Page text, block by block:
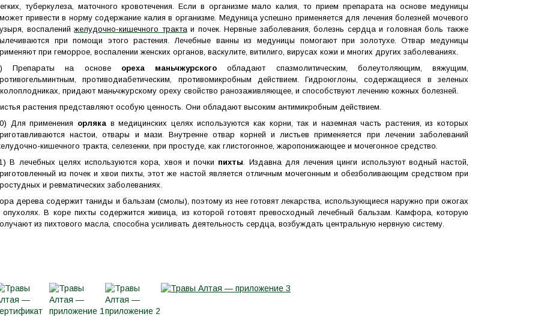
туберкулеза, маточного кровотечения. Если в организме мало калия, то прием препарата на основе медуницы
привести в норму содержание калия в организме. Медуница успешно применяется для лечения болезней мочевого
воспаленийжелудочно-кишечного трактаи почек. Нервные заболевания, болезнь сердца и головная боль также
при помощи этого растения. Лечебные ванны из медуницы помогают при золотухе. Отвар медуницы
при геморрое, воспалении женских органов, васкулите, витилиго, вирусах кожи и многих других заболеваниях.
Препараты на основе ореха маньчжурского обладают спазмолитическим, болеутоляющим, вяжущим,
противодиабетическим, противомикробным действием. Гидроюглоны, содержащиеся в зеленых
придают маньчжурскому ореху свойство ранозаживляющее, и способствуют лечению кожных болезней.
растения представляют особую ценность. Они обладают высоким антимикробным действием.
Для применения орлякав медицинских целях используются как корни, так и наземная часть растения, из которых
настои, отвары и мази. Внутренне отвар корней и листьев применяется при лечении заболеваний
кишечного тракта, селезенки, при простуде, как глистогонное, жаропонижающее и мочегонное средство.
В лечебных целях используются кора, хвоя и почки пихты. Издавна для лечения цинги используют водный настой,
из почек и хвои пихты, этот же настой является отличным мочегонным и обезболивающим средством при
и ревматических заболеваниях.
дерева содержит таниды и бальзам (смолы), поэтому из нее готовят лекарства, использующиеся наружно при ожогах
опухолях. В коре пихты содержится живица, из которой готовят превосходный лечебный бальзам. Камфора, которую
из пихтового масла, способна усиливать деятельность сердца, возбуждать центральную нервную систему.